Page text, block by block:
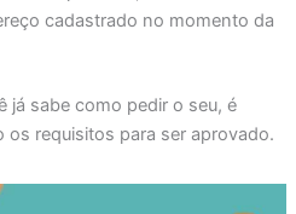
cadastrado no momento da
já sabe como pedir o seu, é
requisitos para ser aprovado.